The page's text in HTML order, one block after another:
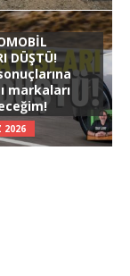
DÜŞTÜ!
markaları
2026